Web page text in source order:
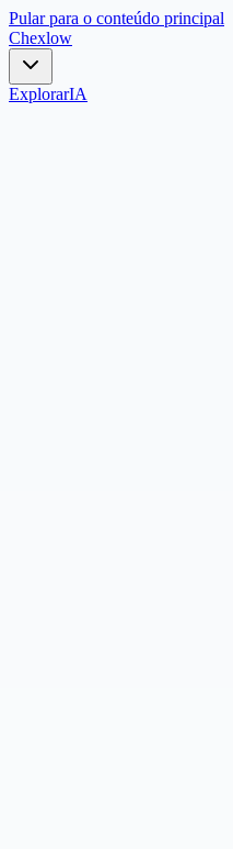
Pular para o conteúdo principal
Chexlow
ExplorarIA